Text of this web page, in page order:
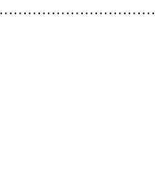
citez,: